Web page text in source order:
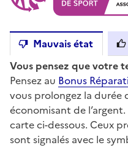
Mauvais état
Vous pensez que votre
Pensez au Bonus
vous prolongez la
économisant de
carte ci-dessous. Ceux
sont signalés avec le